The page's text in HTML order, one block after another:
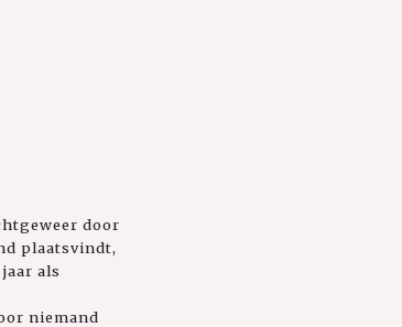
door
plaatsvindt,
als
niemand